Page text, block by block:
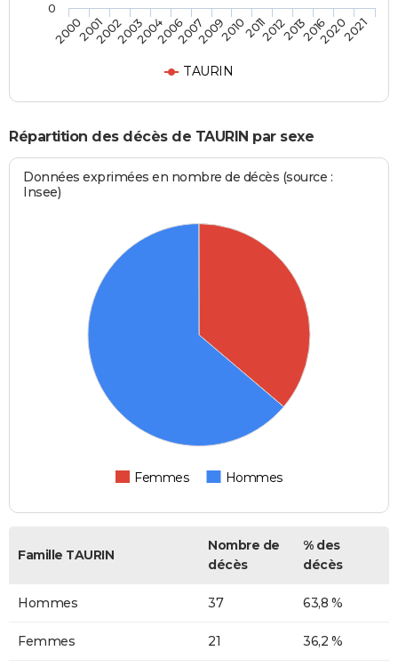
TAURIN
200020012002200320042006200720092010201120122013201620202021
0
Répartition des décès de TAURIN par sexe
Données exprimées en nombre de décès (source :
Insee)
Femmes Hommes
Famille TAURIN
Nombre de
décès
% des
décès
Hommes 37 63,8 %
Femmes 21 36,2 %